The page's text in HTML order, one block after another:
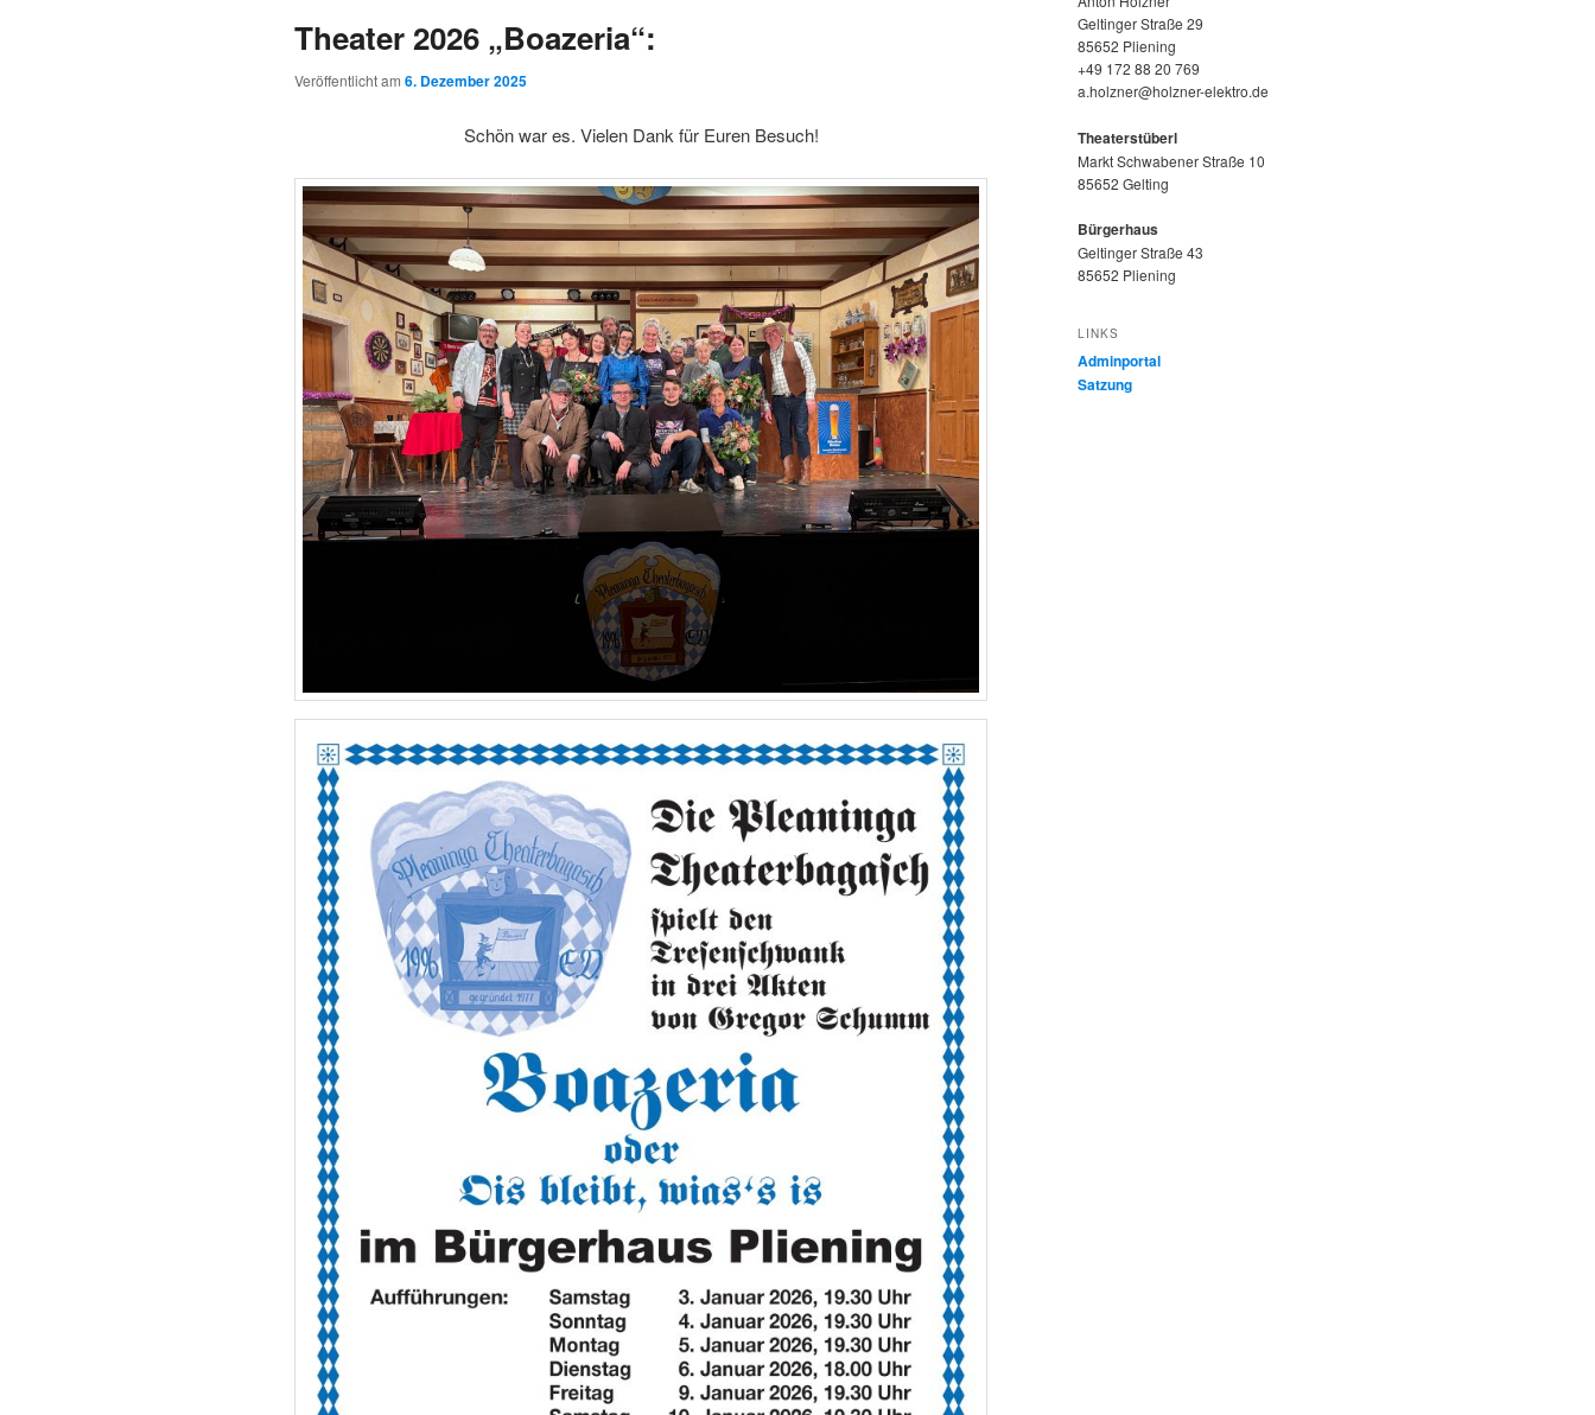
Theater 2026 „Boazeria“:
Veröffentlicht am 6. Dezember 2025
Schön war es. Vielen Dank für Euren Besuch!
Geltinger Straße 29
85652 Pliening
+49 172 88 20 769
a.holzner@holzner-elektro.de
Theaterstüberl
Markt Schwabener Straße 10
85652 Gelting
Bürgerhaus
Geltinger Straße 43
85652 Pliening
LINKS
Adminportal
Satzung